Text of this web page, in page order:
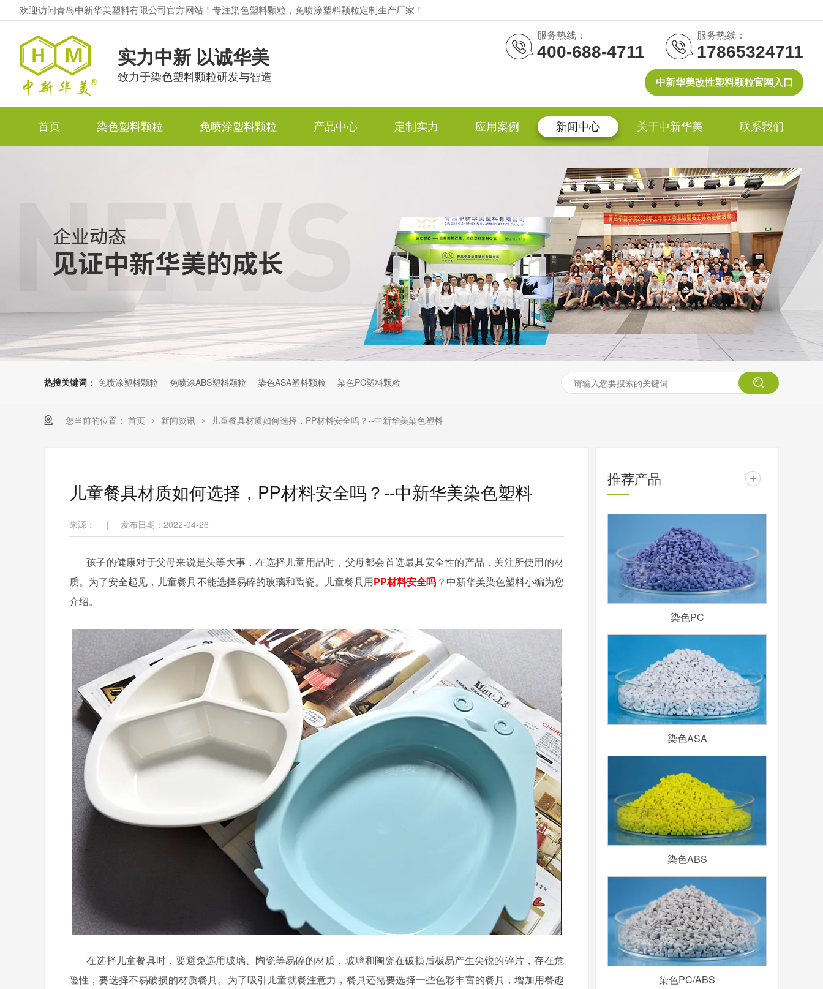
中新华美改性塑料颗粒官网入口
欢迎访问青岛中新华美塑料有限公司官方网站！专注染色塑料颗粒，免喷涂塑料颗粒定制生产厂家！
实力中新 以诚华美
致力于染色塑料颗粒研发与智造
服务热线：
400-688-4711
服务热线：
17865324711
首页 染色塑料颗粒 免喷涂塑料颗粒 产品中心 定制实力 应用案例 新闻中心 关于中新华美 联系我们
热搜关键词： 免喷涂塑料颗粒 免喷涂ABS塑料颗粒 染色ASA塑料颗粒 染色PC塑料颗粒
您当前的位置： 首页 > 新闻资讯 > 儿童餐具材质如何选择，PP材料安全吗？--中新华美染色塑料
儿童餐具材质如何选择，PP材料安全吗？--中新华美染色塑料
来源： | 发布日期：2022-04-26
孩子的健康对于父母来说是头等大事，在选择儿童用品时，父母都会首选最具安全性的产品，关注所使用的材
质。为了安全起见，儿童餐具不能选择易碎的玻璃和陶瓷。儿童餐具用PP材料安全吗 ？中新华美染色塑料小编为您
介绍。
在选择儿童餐具时，要避免选用玻璃、陶瓷等易碎的材质，玻璃和陶瓷在破损后极易产生尖锐的碎片，存在危
险性，要选择不易破损的材质餐具。为了吸引儿童就餐注意力，餐具还需要选择一些色彩丰富的餐具，增加用餐趣
推荐产品 +
染色PC
染色ASA
染色ABS
染色PC/ABS